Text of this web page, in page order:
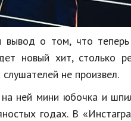
вывод о том, что
новый хит, столько
не произвел.
ней мини юбочка и
годах. В